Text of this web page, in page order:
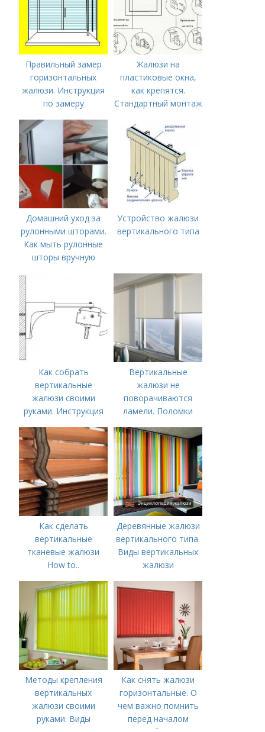
Правильный замер
горизонтальных
жалюзи. Инструкция
по замеру
жалюзи
Жалюзи на
пластиковые окна,
как крепятся.
Стандартный монтаж
пластиковые окна
Домашний уход за
рулонными шторами.
Как мыть рулонные
шторы вручную
Устройство жалюзи
вертикального типа
Как собрать
вертикальные
жалюзи своими
руками. Инструкция
Вертикальные
жалюзи не
поворачиваются
ламели. Поломки
жалюзи и способы
ремонта
Как сделать
вертикальные
тканевые жалюзи
How to..
жалюзи
Деревянные жалюзи
вертикального типа.
Виды вертикальных
жалюзи
Методы крепления
вертикальных
жалюзи своими
руками. Виды
Как снять жалюзи
горизонтальные. О
чем важно помнить
перед началом